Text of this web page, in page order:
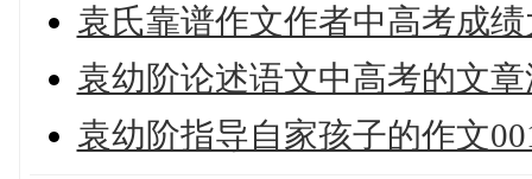
袁氏靠谱作文作者中高考成
袁幼阶论述语文中高考的文
袁幼阶指导自家孩子的作文